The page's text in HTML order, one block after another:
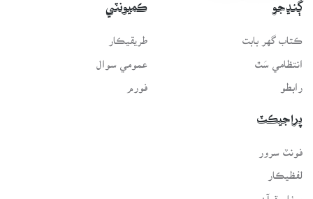
ڳنڍجو
ڪتاب گهر بابت
انتظامي سَٿ
رابطو
ڪميونٽي
طريقيڪار
عمومي سوال
فورم
پراجيڪٽ
لفظيڪار
پيغامِ قرآن